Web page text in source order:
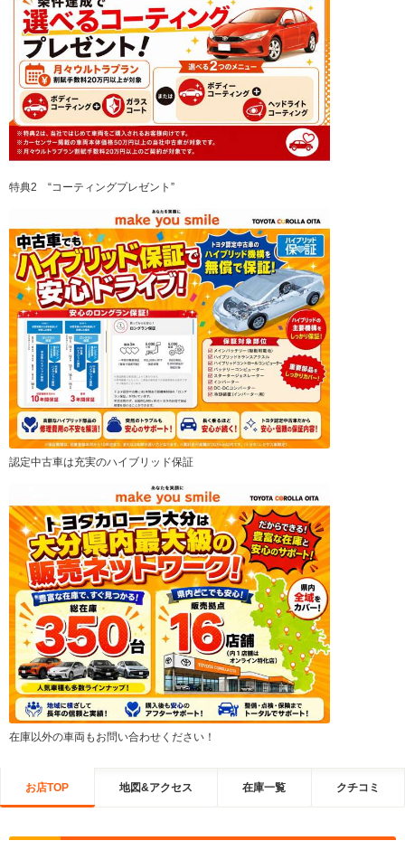
特典2 “コーティングプレゼント”
認定中古車は充実のハイブリッド保証
在庫以外の車両もお問い合わせください！
お店TOP 地図&アクセス 在庫一覧 クチコミ